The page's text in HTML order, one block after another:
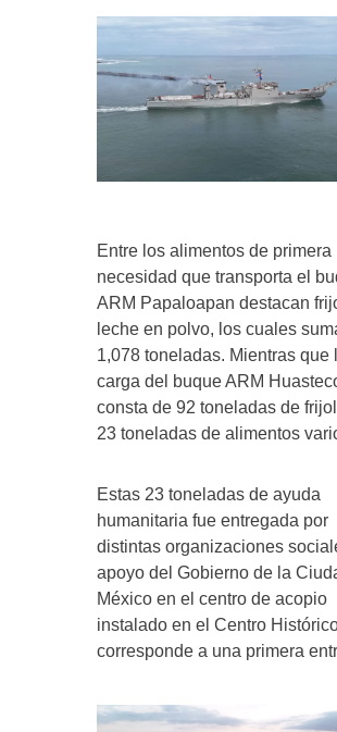
Entre los alimentos de primera
necesidad que transporta el
ARM Papaloapan destacan
leche en polvo, los cuales
1,078 toneladas. Mientras que
carga del buque ARM
consta de 92 toneladas de
23 toneladas de alimentos
Estas 23 toneladas de ayuda
humanitaria fue entregada por
distintas organizaciones
apoyo del Gobierno de la
México en el centro de acopio
instalado en el Centro
corresponde a una primera